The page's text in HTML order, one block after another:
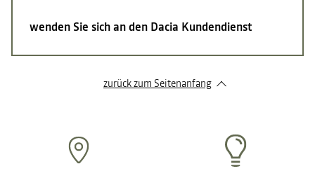
wenden Sie sich an den Dacia Kundendienst
zurück zum Seitenanfang